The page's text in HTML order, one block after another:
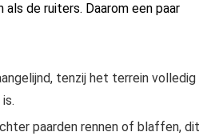
als de ruiters. Daarom een paar
tenzij het terrein volledig
paarden rennen of blaffen, dit